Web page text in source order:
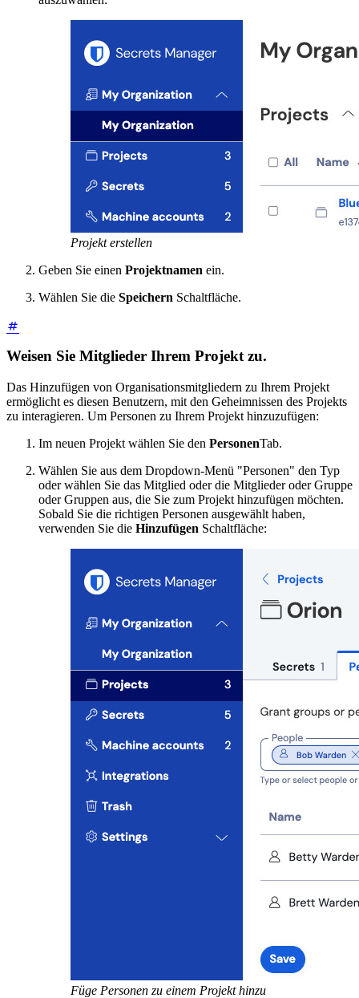
Projekt erstellen
Geben Sie einen Projektnamen ein.
Wählen Sie die Speichern Schaltfläche.
Weisen Sie Mitglieder Ihrem Projekt zu.
Das Hinzufügen von Organisationsmitgliedern zu Ihrem Projekt
ermöglicht es diesen Benutzern, mit den Geheimnissen des Projekts
zu interagieren. Um Personen zu Ihrem Projekt hinzuzufügen:
Im neuen Projekt wählen Sie den PersonenTab.
Wählen Sie aus dem Dropdown-Menü "Personen" den Typ
oder wählen Sie das Mitglied oder die Mitglieder oder Gruppe
oder Gruppen aus, die Sie zum Projekt hinzufügen möchten.
Sobald Sie die richtigen Personen ausgewählt haben,
verwenden Sie die Hinzufügen Schaltfläche:
Füge Personen zu einem Projekt hinzu